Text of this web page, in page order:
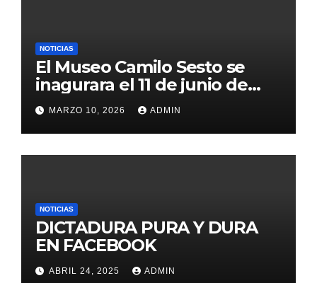
NOTICIAS
El Museo Camilo Sesto se
inagurara el 11 de junio de
2026
MARZO 10, 2026 ADMIN
NOTICIAS
DICTADURA PURA Y DURA
EN FACEBOOK
ABRIL 24, 2025 ADMIN